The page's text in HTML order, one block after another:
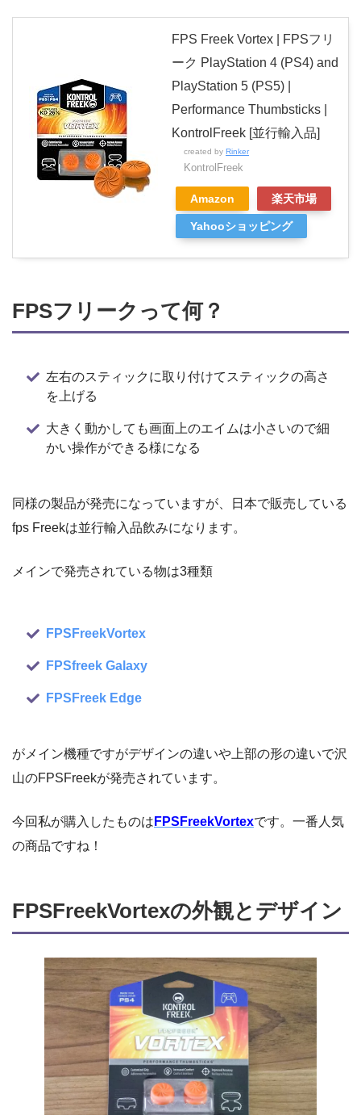
FPS Freek Vortex | FPSフリ
ーク PlayStation 4 (PS4) and
PlayStation 5 (PS5) |
Performance Thumbsticks |
KontrolFreek [並行輸入品]
created by Rinker
KontrolFreek
Amazon 楽天市場
Yahooショッピング
FPSフリークって何？
左右のスティックに取り付けてスティックの高さ
を上げる
大きく動かしても画面上のエイムは小さいので細
かい操作ができる様になる
同様の製品が発売になっていますが、日本で販売している
fps Freekは並行輸入品飲みになります。
メインで発売されている物は3種類
FPSFreekVortex
FPSfreek Galaxy
FPSFreek Edge
がメイン機種ですがデザインの違いや上部の形の違いで沢
山のFPSFreekが発売されています。
今回私が購入したものは FPSFreekVortexです。一番人気
の商品ですね！
FPSFreekVortexの外観とデザイン